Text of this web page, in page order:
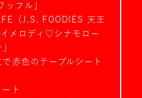
ッフル」
（J.S. FOODIES 天王
メロディ♡シナモロー
で赤色のテーブルシート
ト